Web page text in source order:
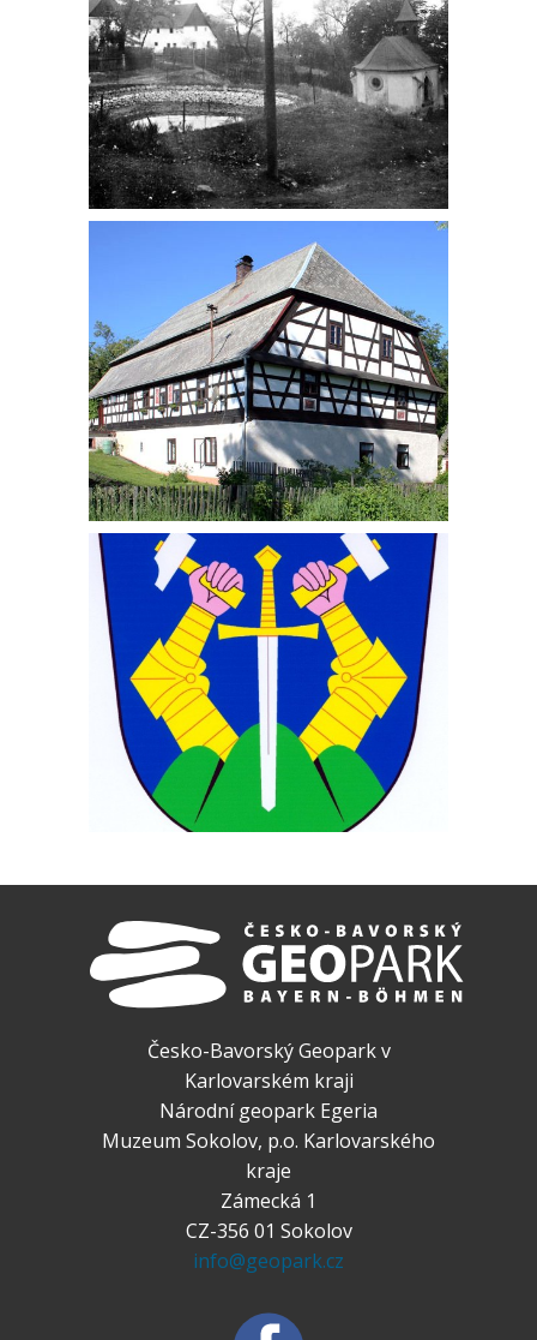
Česko-Bavorský Geopark v
Karlovarském kraji
Národní geopark Egeria
Muzeum Sokolov, p.o. Karlovarského
kraje
Zámecká 1
CZ-356 01 Sokolov
info@geopark.cz